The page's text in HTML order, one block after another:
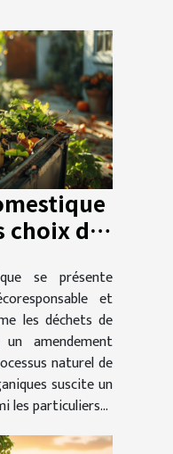
choix du
riche
se présente
et
les déchets de
amendement
naturel de
suscite un
les particuliers...